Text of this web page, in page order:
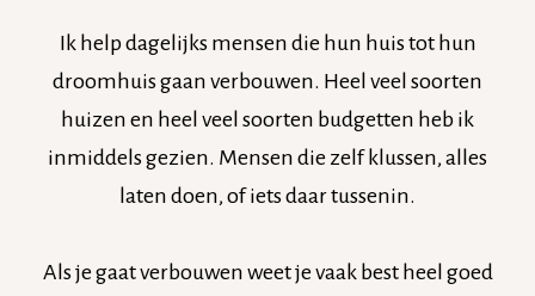
Ik help dagelijks mensen die hun huis tot hun
droomhuis gaan verbouwen. Heel veel soorten
huizen en heel veel soorten budgetten heb ik
inmiddels gezien. Mensen die zelf klussen, alles
laten doen, of iets daar tussenin.
Als je gaat verbouwen weet je vaak best heel goed